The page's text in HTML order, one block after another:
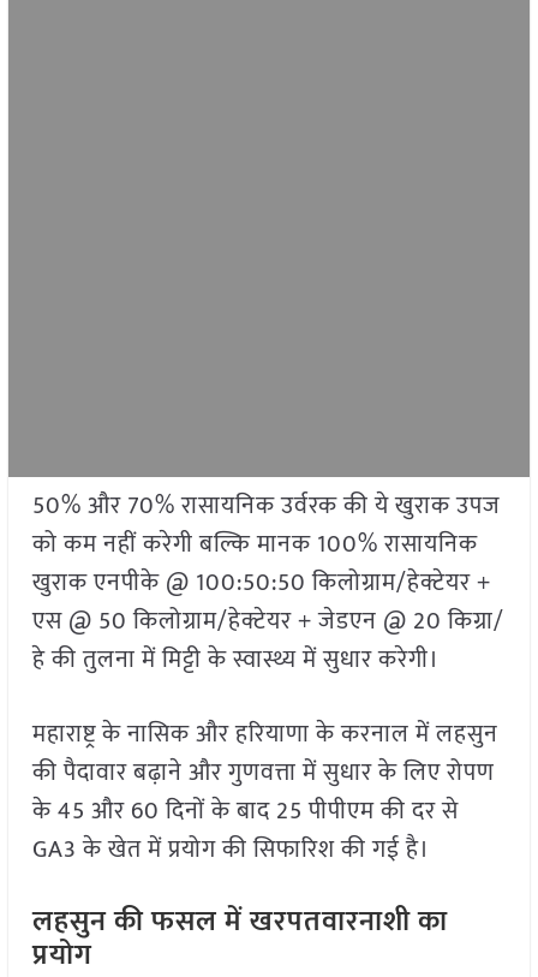
50% और 70% रासायनिक उर्वरक की ये खुराक उपज
को कम नहीं करेगी बल्कि मानक 100% रासायनिक
खुराक एनपीके @ 100:50:50 किलोग्राम/हेक्टेयर +
एस @ 50 किलोग्राम/हेक्टेयर + जेडएन @ 20 किग्रा/
हे की तुलना में मिट्टी के स्वास्थ्य में सुधार करेगी।
महाराष्ट्र के नासिक और हरियाणा के करनाल में लहसुन
की पैदावार बढ़ाने और गुणवत्ता में सुधार के लिए रोपण
के 45 और 60 दिनों के बाद 25 पीपीएम की दर से
GA3 के खेत में प्रयोग की सिफारिश की गई है।
लहसुन की फसल में खरपतवारनाशी का
प्रयोग